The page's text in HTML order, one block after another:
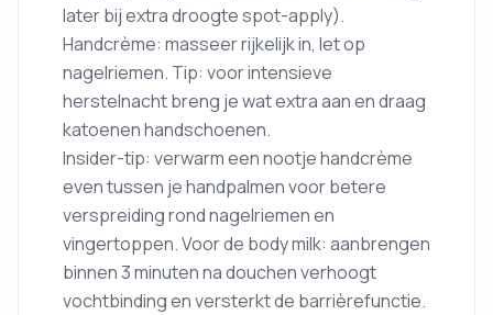
later bij extra droogte spot-apply).
Handcrème: masseer rijkelijk in, let op
nagelriemen. Tip: voor intensieve
herstelnacht breng je wat extra aan en draag
katoenen handschoenen.
Insider-tip: verwarm een nootje handcrème
even tussen je handpalmen voor betere
verspreiding rond nagelriemen en
vingertoppen. Voor de body milk: aanbrengen
binnen 3 minuten na douchen verhoogt
vochtbinding en versterkt de barrièrefunctie.